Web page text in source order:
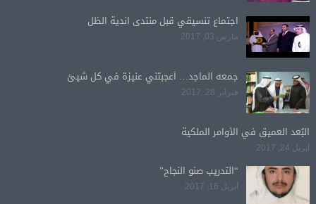
اجتماع تنسيقي قبل منتدى اندية الظل
مارس 03, 2017
جمعه الماجد… أعجبتني عنيزة في كل شيئ
فبراير 28, 2017
البُعد العميق في الأوامر الملكية
أبريل 24, 2017
“التدريب صنو النجاح”
أبريل 16, 2017